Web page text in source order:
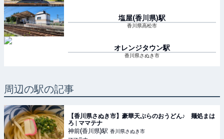
塩屋(香川県)駅
香川県高松市
オレンジタウン駅
香川県さぬき市
周辺の駅の記事
【香川県さぬき市】豪華天ぷらのおうどん♪ 麺処まは
ろ | ママテナ
神前(香川県)駅 香川県さぬき市